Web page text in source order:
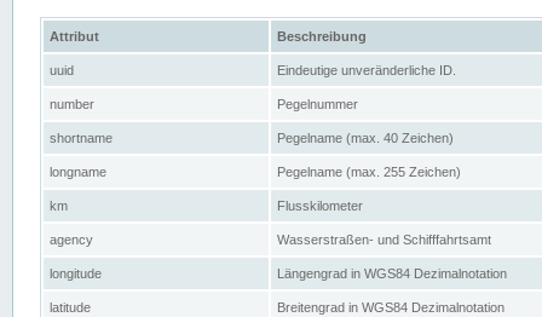
Attribut Beschreibung
uuid Eindeutige unveränderliche ID.
number Pegelnummer
shortname Pegelname (max. 40 Zeichen)
longname Pegelname (max. 255 Zeichen)
km Flusskilometer
agency Wasserstraßen- und Schifffahrtsamt
longitude Längengrad in WGS84 Dezimalnotation
latitude Breitengrad in WGS84 Dezimalnotation